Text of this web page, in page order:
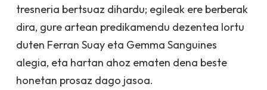
tresneria bertsuaz dihardu; egileak ere berberak
dira, gure artean predikamendu dezentea lortu
duten Ferran Suay eta Gemma Sanguines
alegia, eta hartan ahoz ematen dena beste
honetan prosaz dago jasoa.